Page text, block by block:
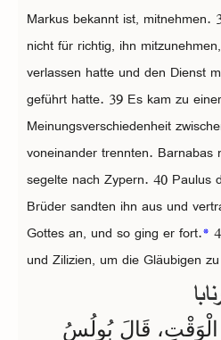
Markus bekannt ist, mitnehmen.
nicht für richtig, ihn
verlassen hatte und den Dienst
geführt hatte. 39 Es kam zu
Meinungsverschiedenheit
voneinander trennten. Barnabas
segelte nach Zypern. 40 Paulus
Brüder sandten ihn aus und
Gottes an, und so ging er fort.*
und Zilizien, um die Gläubigen
قَالَ بُولُسُ